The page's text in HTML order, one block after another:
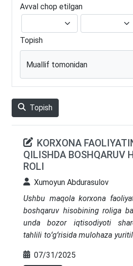
Avval chop etilgan
Topish
Muallif tomonidan
Topish
KORXONA
QILISHDA BOSHQARUV
ROLI
Xumoyun Abdurasulov
Ushbu maqola korxona
boshqaruv hisobining roliga
unda bozor iqtisodiyoti
tahlili toʻgʻrisida mulohaza
iqtisodiy tahlilning, zamonaviy
07/31/2025